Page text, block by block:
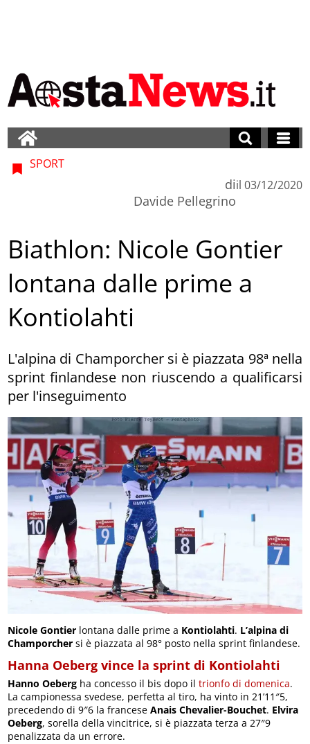
SPORT
di
Davide Pellegrino
il 03/12/2020
Biathlon: Nicole Gontier
lontana dalle prime a
Kontiolahti
L'alpina di Champorcher si è piazzata 98ª nella
sprint finlandese non riuscendo a qualificarsi
per l'inseguimento
Nicole Gontier lontana dalle prime a Kontiolahti. L’alpina di
Champorcher si è piazzata al 98° posto nella sprint finlandese.
Hanna Oeberg vince la sprint di Kontiolahti
Hanno Oeberg ha concesso il bis dopo iltrionfo di domenica.
La campionessa svedese, perfetta al tiro, ha vinto in 21’11″5,
precedendo di 9″6 la franceseAnais Chevalier-Bouchet. Elvira
Oeberg, sorella della vincitrice, si è piazzata terza a 27″9
penalizzata da un errore.